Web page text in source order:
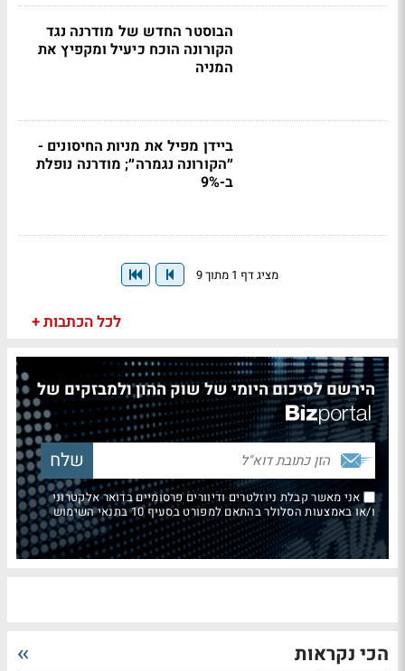
הבוסטר החדש של מודרנה נגד
הקורונה הוכח כיעיל ומקפיץ את
המניה
ביידן מפיל את מניות החיסונים -
״הקורונה נגמרה״; מודרנה נופלת
ב-9%
מציג דף 1 מתוך 9
לכל הכתבות +
הירשם לסיכום היומי של שוק ההון ולמבזקים של
אני מאשר קבלת ניוזלטרים ודיוורים פרסומיים בדואר אלקטרוני
ו/או באמצעות הסלולר בהתאם למפורט בסעיף 10 בתנאי השימוש
הכי נקראות